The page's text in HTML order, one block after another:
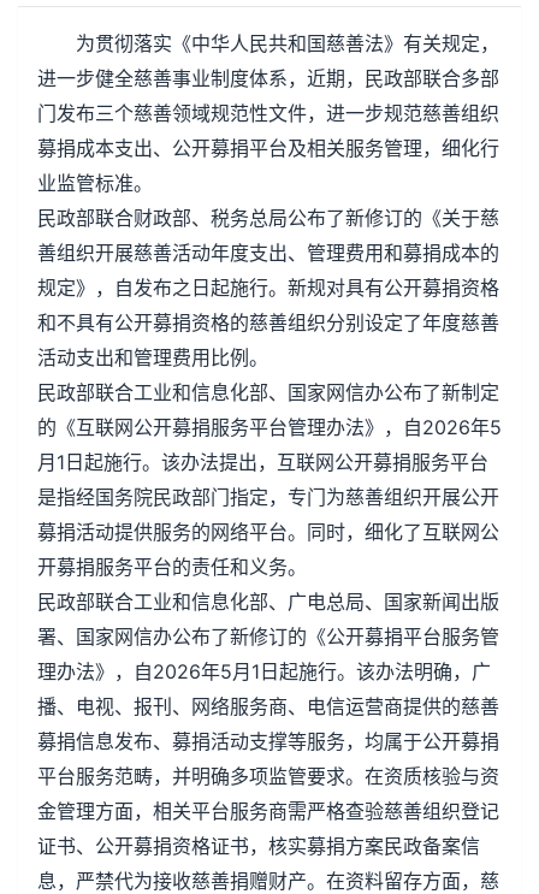
为贯彻落实《中华人民共和国慈善法》有关规定，
进一步健全慈善事业制度体系，近期，民政部联合多部
门发布三个慈善领域规范性文件，进一步规范慈善组织
募捐成本支出、公开募捐平台及相关服务管理，细化行
业监管标准。
民政部联合财政部、税务总局公布了新修订的《关于慈
善组织开展慈善活动年度支出、管理费用和募捐成本的
规定》，自发布之日起施行。新规对具有公开募捐资格
和不具有公开募捐资格的慈善组织分别设定了年度慈善
活动支出和管理费用比例。
民政部联合工业和信息化部、国家网信办公布了新制定
的《互联网公开募捐服务平台管理办法》，自2026年5
月1日起施行。该办法提出，互联网公开募捐服务平台
是指经国务院民政部门指定，专门为慈善组织开展公开
募捐活动提供服务的网络平台。同时，细化了互联网公
开募捐服务平台的责任和义务。
民政部联合工业和信息化部、广电总局、国家新闻出版
署、国家网信办公布了新修订的《公开募捐平台服务管
理办法》，自2026年5月1日起施行。该办法明确，广
播、电视、报刊、网络服务商、电信运营商提供的慈善
募捐信息发布、募捐活动支撑等服务，均属于公开募捐
平台服务范畴，并明确多项监管要求。在资质核验与资
金管理方面，相关平台服务商需严格查验慈善组织登记
证书、公开募捐资格证书，核实募捐方案民政备案信
息，严禁代为接收慈善捐赠财产。在资料留存方面，慈